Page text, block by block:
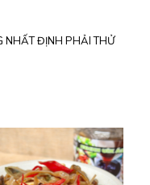
NHẤT ĐỊNH PHẢI THỬ